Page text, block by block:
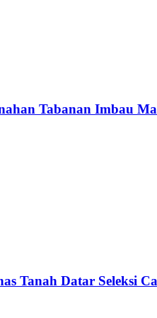
Tabanan Imbau
Tanah Datar Seleksi